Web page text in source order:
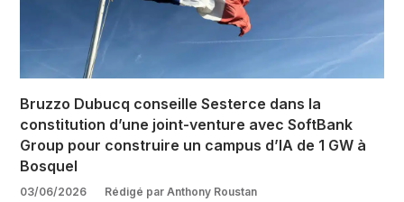
Bruzzo Dubucq conseille Sesterce dans la
constitution d’une joint-venture avec SoftBank
Group pour construire un campus d’IA de 1 GW à
Bosquel
03/06/2026 Rédigé par Anthony Roustan